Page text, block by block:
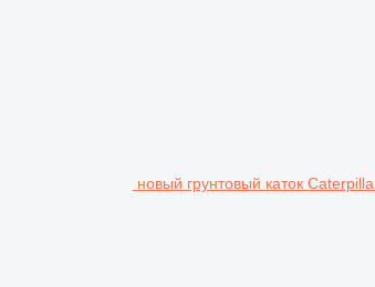
новый грунтовый каток